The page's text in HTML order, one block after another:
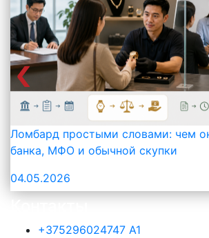
Ломбард простыми словами: чем
банка, МФО и обычной скупки
04.05.2026
+375296024747 A1